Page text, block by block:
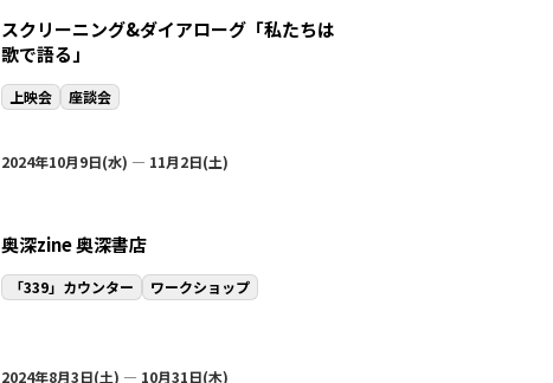
スクリーニング&ダイアローグ「私たちは
歌で語る」
上映会 座談会
2024年10月9日(水) — 11月2日(土)
奥深zine 奥深書店
「339」カウンター ワークショップ
2024年8月3日(土) — 10月31日(木)